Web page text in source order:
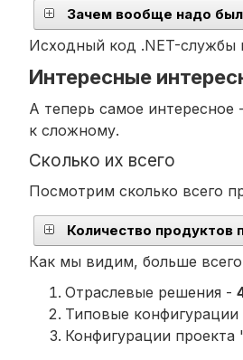
Зачем вообще надо
Исходный код .NET-службы
Интересные
А теперь самое интересное
к сложному.
Сколько их всего
Посмотрим сколько всего
Количество продуктов
Как мы видим, больше всего
Отраслевые решения -
Типовые
Конфигурации